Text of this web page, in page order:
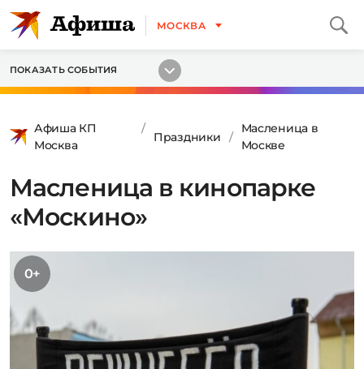
МОСКВА
ПОКАЗАТЬ СОБЫТИЯ
Афиша КП
Москва
Праздники
Масленица в
Москве
Масленица в кинопарке
«Москино»
0+